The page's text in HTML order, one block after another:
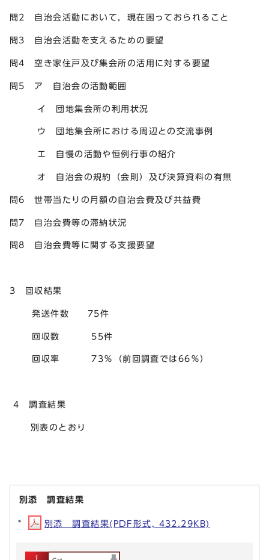
問2 自治会活動において，現在困っておられること
問3 自治会活動を支えるための要望
問4 空き家住戸及び集会所の活用に対する要望
問5 ア 自治会の活動範囲
イ 団地集会所の利用状況
ウ 団地集会所における周辺との交流事例
エ 自慢の活動や恒例行事の紹介
オ 自治会の規約（会則）及び決算資料の有無
問6 世帯当たりの月額の自治会費及び共益費
問7 自治会費等の滞納状況
問8 自治会費等に関する支援要望
3 回収結果
発送件数 75件
回収数 55件
回収率 73％（前回調査では66％）
4 調査結果
別表のとおり
別添 調査結果
別添 調査結果(PDF形式, 432.29KB)